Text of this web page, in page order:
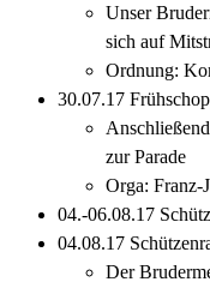
Unser
sich auf
Ordnung:
30.07.17
zur Parade
Orga: Franz-
04.-06.08.17
04.08.17
Der